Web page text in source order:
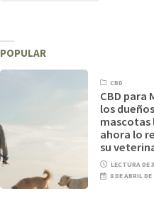
POPULAR
CBD
CBD para
los
mascotas
ahora lo
su
LECTURA DE
8 DE ABRIL DE